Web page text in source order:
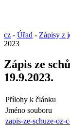
cz - Úřad - Zápisy z
2023
Zápis ze
19.9.2023.
Přílohy k článku
Jméno souboru
zapis-ze-schuze-oz-